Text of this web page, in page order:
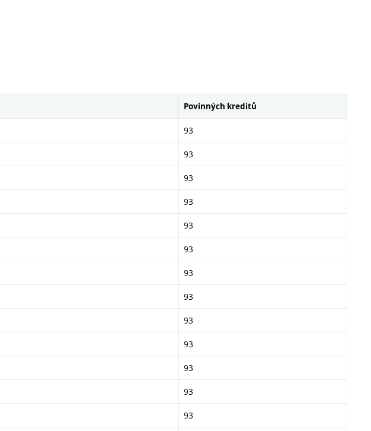
Povinných kreditů
93
93
93
93
93
93
93
93
93
93
93
93
93